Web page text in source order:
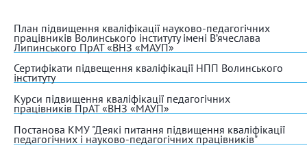
План підвищення кваліфікації науково-педагогічних
працівників Волинського інституту імені В’ячеслава
Липинського ПрАТ «ВНЗ «МАУП»
Сертифікати підвещення кваліфікації НПП Волинського
інституту
Курси підвищення кваліфікації педагогічних
працівників ПрАТ «ВНЗ «МАУП»
Постанова КМУ "Деякі питання підвищення кваліфікації
педагогічних і науково-педагогічних працівників"